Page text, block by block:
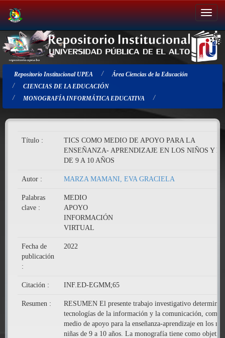
Salir
de
la
navegación
Repositorio Institucional UPEA
Área Ciencias de la Educación
CIENCIAS DE LA EDUCACIÓN
MONOGRAFÍA INFORMÁTICA EDUCATIVA
Título :
TICS COMO MEDIO DE APOYO PARA LA
ENSEÑANZA- APRENDIZAJE EN LOS NIÑOS Y
DE 9 A 10 AÑOS
Autor : MARZA MAMANI, EVA GRACIELA
Palabras
clave :
MEDIO
APOYO
INFORMACIÓN
VIRTUAL
Fecha de
publicación
:
2022
Citación : INF.ED-EGMM;65
Resumen :
RESUMEN El presente trabajo investigativo
tecnologías de la información y la comunicación, como
medio de apoyo para la enseñanza-aprendizaje en los
niñas de 9 a 10 años. La monografía tiene como objetivo